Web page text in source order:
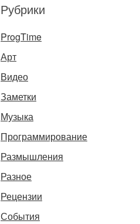
Рубрики
ProgTime
Арт
Видео
Заметки
Музыка
Программирование
Размышления
Разное
Рецензии
События